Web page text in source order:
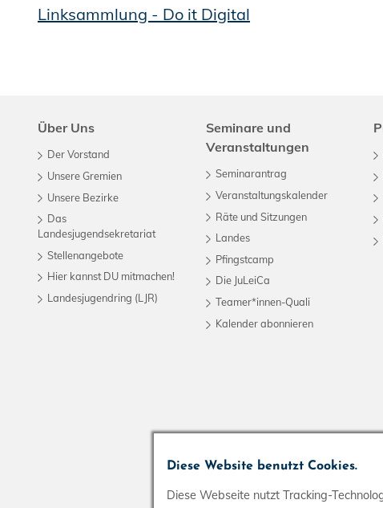
Linksammlung - Do it Digital
Diese Website benutzt Cookies.
Diese Webseite nutzt Tracking-
Über Uns
Der Vorstand
Unsere Gremien
Unsere Bezirke
Das
Landesjugendsekretariat
Stellenangebote
Hier kannst DU mitmachen!
Landesjugendring (LJR)
Seminare und
Veranstaltungen
Seminarantrag
Veranstaltungskalender
Räte und Sitzungen
Landes
Pfingstcamp
Die JuLeiCa
Teamer*innen-Quali
Kalender abonnieren